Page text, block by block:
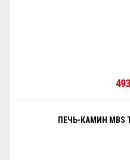
ПЕЧЬ-КАМИН MBS